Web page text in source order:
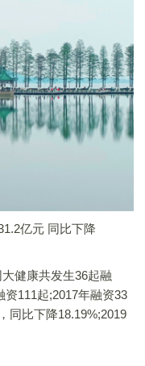
亿元 同比下降
健康共发生36起融
资111起;2017年融资33
同比下降18.19%;2019